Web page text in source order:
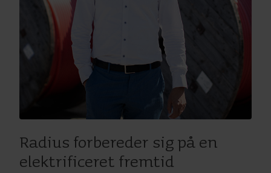
Radius forbereder sig på en
elektrificeret fremtid